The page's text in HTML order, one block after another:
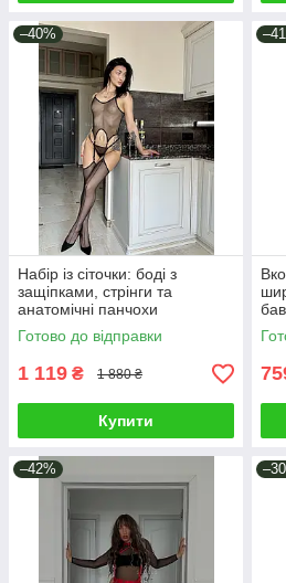
–40%
Набір із сіточки: боді з
защіпками, стрінги та
анатомічні панчохи
Готово до відправки
1 119 ₴ 1 880 ₴
Купити
–42%